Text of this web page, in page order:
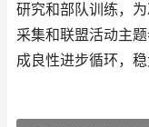
研究和部队训练，
采集和联盟活动主
成良性进步循环，稳